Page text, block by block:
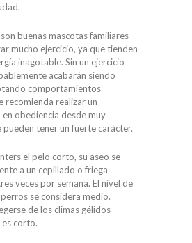
buenas mascotas familiares
mucho ejercicio, ya que tienden
inagotable. Sin un ejercicio
acabarán siendo
comportamientos
recomienda realizar un
obediencia desde muy
pueden tener un fuerte carácter.
el pelo corto, su aseo se
a un cepillado o friega
veces por semana. El nivel de
se considera medio.
de los climas gélidos
corto.